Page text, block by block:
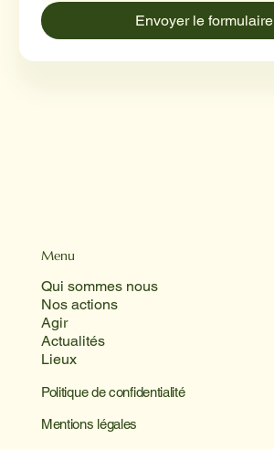
Menu
Qui sommes nous
Nos actions
Agir
Actualités
Lieux
Politique de confidentialité
Mentions légales
Envoyer le formulaire